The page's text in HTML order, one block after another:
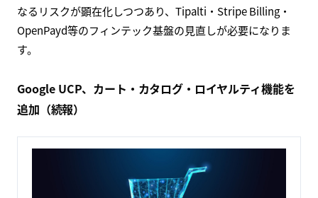
なるリスクが顕在化しつつあり、Tipalti・Stripe Billing・
OpenPayd等のフィンテック基盤の見直しが必要になりま
す。
Google UCP、カート・カタログ・ロイヤルティ機能を
追加（続報）